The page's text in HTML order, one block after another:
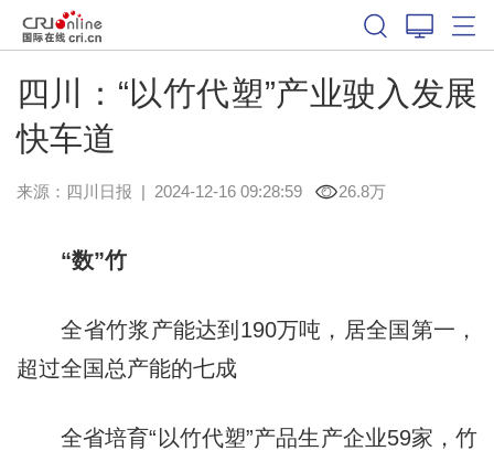
四川：“以竹代塑”产业驶入发展
快车道
来源： 四川日报 | 2024-12-16 09:28:59 26.8万
“数”竹
全省竹浆产能达到190万吨，居全国第一，
超过全国总产能的七成
全省培育“以竹代塑”产品生产企业59家，竹